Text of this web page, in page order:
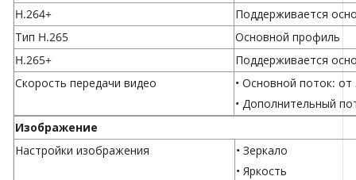
H.264+
Поддерживается
Тип H.265
Основной профиль
H.265+
Поддерживается
Скорость передачи видео
• Основной поток:
• Дополнительный
Изображение
Настройки изображения
• Зеркало
• Яркость